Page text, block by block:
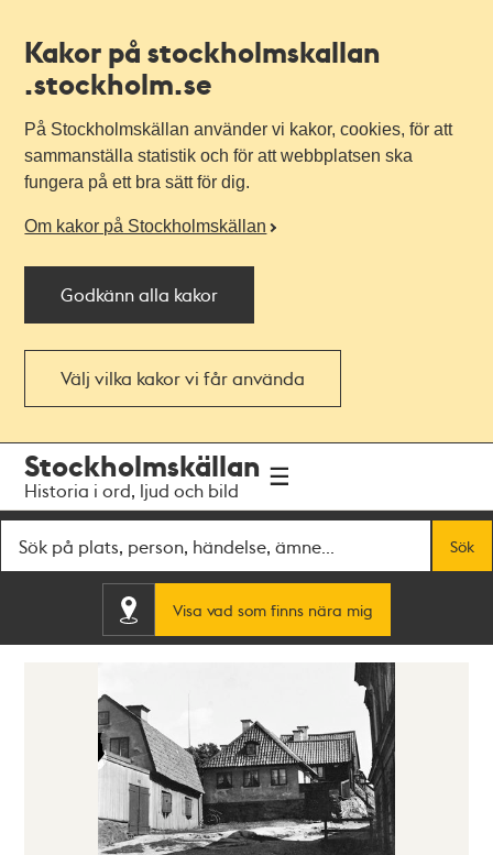
Kakor på stockholmskallan
.stockholm.se
På Stockholmskällan använder vi kakor, cookies, för att
sammanställa statistik och för att webbplatsen ska
fungera på ett bra sätt för dig.
Om kakor på Stockholmskällan
Godkänn alla kakor
Välj vilka kakor vi får använda
navigationen
huvudinnehållet
Stockholmskällan
Historia i ord, ljud och bild
Sök
Visa vad som finns nära mig